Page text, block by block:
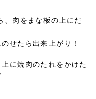
肉をまな板の上にだ
たら出来上がり！
に焼肉のたれをかけた